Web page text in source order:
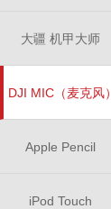
大疆 机甲大师
DJI MIC（麦克风）
Apple Pencil
iPod Touch